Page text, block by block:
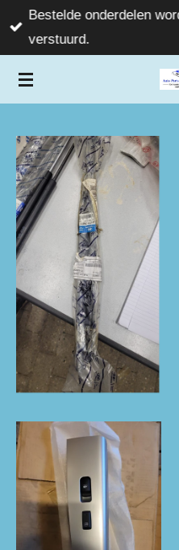
Ga
direct
de
Bestelde onderdelen
verstuurd.